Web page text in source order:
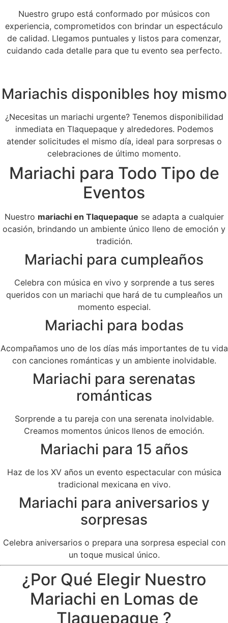
Nuestro grupo está conformado por músicos con
experiencia, comprometidos con brindar un espectáculo
de calidad. Llegamos puntuales y listos para comenzar,
cuidando cada detalle para que tu evento sea perfecto.
Mariachis disponibles hoy mismo
¿Necesitas un mariachi urgente? Tenemos disponibilidad
inmediata en Tlaquepaque y alrededores. Podemos
atender solicitudes el mismo día, ideal para sorpresas o
celebraciones de último momento.
Mariachi para Todo Tipo de
Eventos
Nuestro mariachi en Tlaquepaque se adapta a cualquier
ocasión, brindando un ambiente único lleno de emoción y
tradición.
Mariachi para cumpleaños
Celebra con música en vivo y sorprende a tus seres
queridos con un mariachi que hará de tu cumpleaños un
momento especial.
Mariachi para bodas
Acompañamos uno de los días más importantes de tu vida
con canciones románticas y un ambiente inolvidable.
Mariachi para serenatas
románticas
Sorprende a tu pareja con una serenata inolvidable.
Creamos momentos únicos llenos de emoción.
Mariachi para 15 años
Haz de los XV años un evento espectacular con música
tradicional mexicana en vivo.
Mariachi para aniversarios y
sorpresas
Celebra aniversarios o prepara una sorpresa especial con
un toque musical único.
¿Por Qué Elegir Nuestro
Mariachi en Lomas de
Tlaquepaque ?